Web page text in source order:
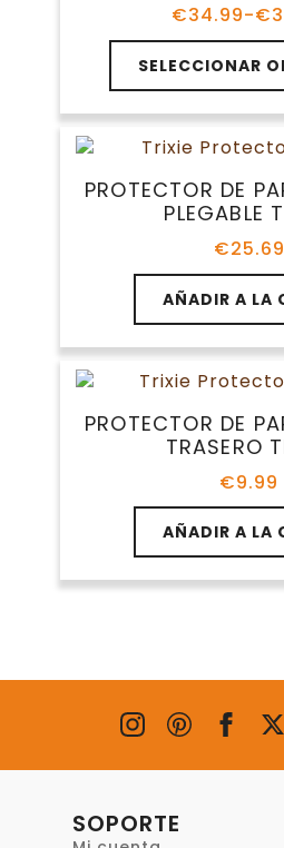
€34.99-€
de
SELECCIONAR
Este
producto
tiene
múltiples
variantes.
opciones
elegir
página
producto
PROTECTOR DE
PLEGABLE
€25.69
AÑADIR A LA
PROTECTOR DE
TRASERO
€9.99
AÑADIR A LA
SOPORTE